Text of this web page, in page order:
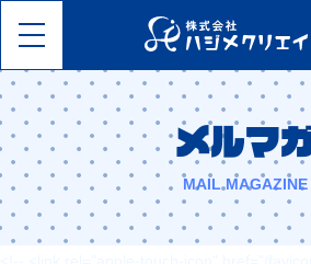
メルマ
MAIL MAGAZINE
<html lang="ja">
<head>
<meta charset="utf-8">
<meta name="viewport"
<meta name="format-detection"
<title>【岡山】集客設計に自信あり。ホー
<!-- <link rel="shortcut icon" href="--><!--/